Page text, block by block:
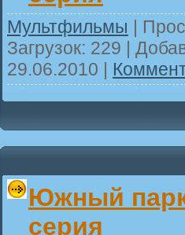
Мультфильмы |
Загрузок: 229 |
29.06.2010 |
Южный парк
серия